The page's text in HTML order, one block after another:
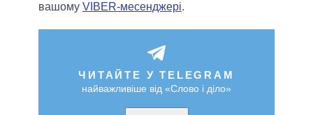
вашому VIBER-месенджері.
ЧИТАЙТЕ У TELEGRAM
найважливіше від «Слово і діло»